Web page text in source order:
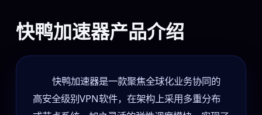
快鸭加速器产品介绍
快鸭加速器是一款聚焦全球化业务协同的
高安全级别VPN软件，在架构上采用多重分布